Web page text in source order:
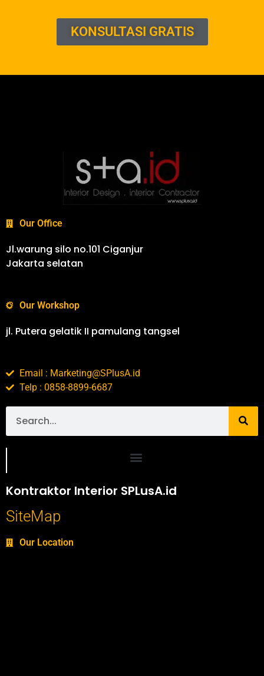
KONSULTASI GRATIS
Our Office
Jl.warung silo no.101 Ciganjur
Jakarta selatan
Our Workshop
jl. Putera gelatik II pamulang tangsel
Email : Marketing@SPlusA.id
Telp : 0858-8899-6687
Kontraktor Interior SPLusA.id
SiteMap
Our Location